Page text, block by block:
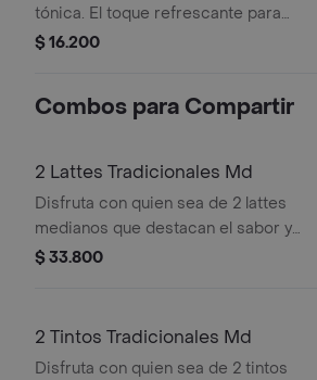
tónica. El toque refrescante para
calmar la tensión del partido y gritar
$ 16.200
Combos para Compartir
2 Lattes Tradicionales Md
Disfruta con quien sea de 2 lattes
medianos que destacan el sabor y
aroma del café Juan Valdez.
$ 33.800
2 Tintos Tradicionales Md
Disfruta con quien sea de 2 tintos